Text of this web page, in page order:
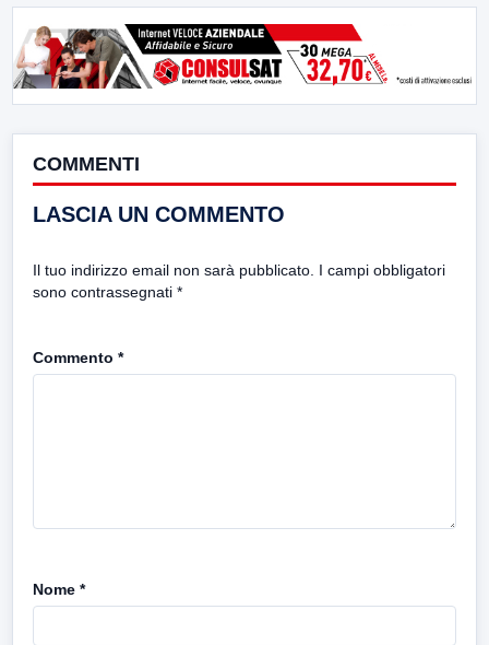
COMMENTI
LASCIA UN COMMENTO
Il tuo indirizzo email non sarà pubblicato. I campi obbligatori
sono contrassegnati *
Commento *
Nome *